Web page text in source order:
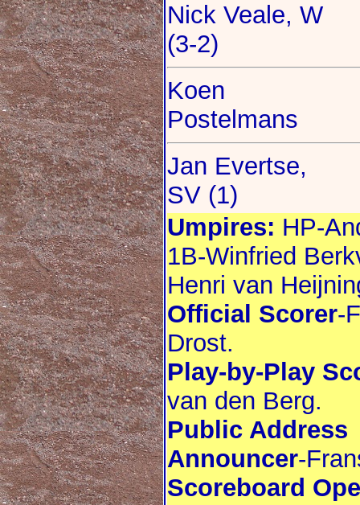
Nick Veale, W
(3-2)
Koen
Postelmans
Jan Evertse,
SV (1)
Umpires: HP-
1B-Winfried
Henri van
Official Scorer-
Drost.
Play-by-Play
van den Berg.
Public Address
Announcer-
Scoreboard